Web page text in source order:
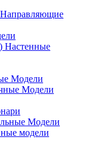
Направляющие
Настенные
Модели
Модели
Модели
модели